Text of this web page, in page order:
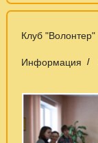
Клуб "Волонтер"
Информация